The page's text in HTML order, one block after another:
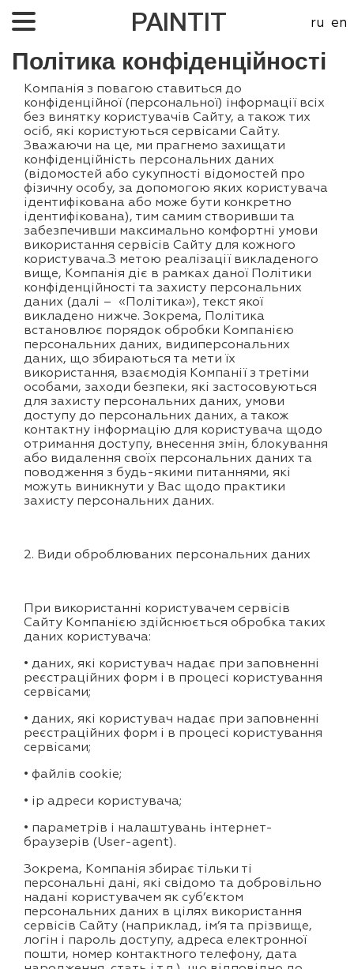
PAINTIT ru en
Про нас
Про ціни
Контакти
Політика конфіденційності
Компанія з повагою ставиться до
конфіденційної (персональної) інформації всіх
без винятку користувачів Сайту, а також тих
осіб, які користуються сервісами Сайту.
Зважаючи на це, ми прагнемо захищати
конфіденційність персональних даних
(відомостей або сукупності відомостей про
фізичну особу, за допомогою яких користувача
ідентифікована або може бути конкретно
ідентифікована), тим самим створивши та
забезпечивши максимально комфортні умови
використання сервісів Сайту для кожного
користувача.З метою реалізації викладеного
вище, Компанія діє в рамках даної Політики
конфіденційності та захисту персональних
даних (далі – «Політика»), текст якої
викладено нижче. Зокрема, Політика
встановлює порядок обробки Компанією
персональних даних, видиперсональних
даних, що збираються та мети їх
використання, взаємодія Компанії з третіми
особами, заходи безпеки, які застосовуються
для захисту персональних даних, умови
доступу до персональних даних, а також
контактну інформацію для користувача щодо
отримання доступу, внесення змін, блокування
або видалення своїх персональних даних та
поводження з будь-якими питаннями, які
можуть виникнути у Вас щодо практики
захисту персональних даних.
2. Види оброблюваних персональних даних
При використанні користувачем сервісів
Сайту Компанією здійснюється обробка таких
даних користувача:
• даних, які користувач надає при заповненні
реєстраційних форм і в процесі користування
сервісами;
• даних, які користувач надає при заповненні
реєстраційних форм і в процесі користування
сервісами;
• файлів cookie;
• ір адреси користувача;
• параметрів і налаштувань інтернет-
браузерів (User-agent).
Зокрема, Компанія збирає тільки ті
персональні дані, які свідомо та добровільно
надані користувачем як суб’єктом
персональних даних в цілях використання
сервісів Сайту (наприклад, ім’я та прізвище,
логін і пароль доступу, адреса електронної
пошти, номер контактного телефону, дата